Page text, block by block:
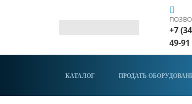
+7
49-91
КАТАЛОГ ПРОДАТЬ